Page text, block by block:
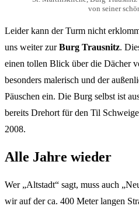
von seiner
Leider kann der Turm nicht
uns weiter zurBurg Trausnitz.
einen tollen Blick über die Dächer
besonders malerisch und der
Päuschen ein. Die Burg selbst ist
bereits Drehort für den Til
2008.
Alle Jahre wieder
Wer „Altstadt“ sagt, muss auch
wir auf der ca. 400 Meter langen